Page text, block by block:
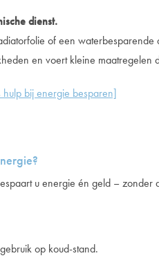
dienst.
of een
en voert kleine
bij energie besparen]
u energie én geld – zonder
op koud-stand.